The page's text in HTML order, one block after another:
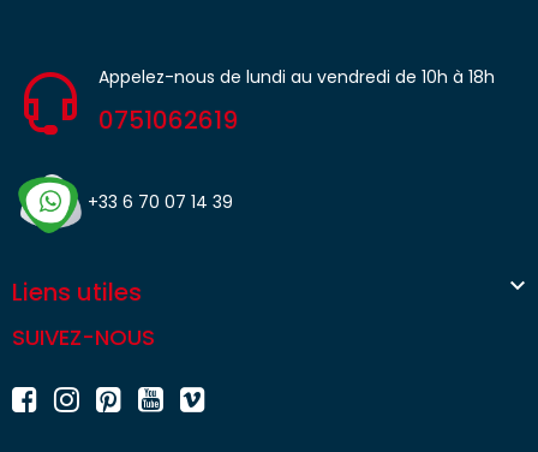
Appelez-nous de lundi au vendredi de 10h à 18h
0751062619
+33 6 70 07 14 39
Liens utiles 
SUIVEZ-NOUS